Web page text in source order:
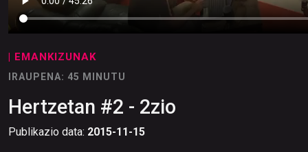
| EMANKIZUNAK
IRAUPENA: 45 MINUTU
Hertzetan #2 - 2zio
Publikazio data: 2015-11-15